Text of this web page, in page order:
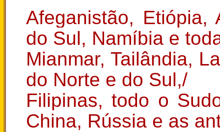
Afeganistão, Etiópia,
do Sul, Namíbia e
Mianmar, Tailândia,
do Norte e do Sul,/
Filipinas, todo o
China, Rússia e as